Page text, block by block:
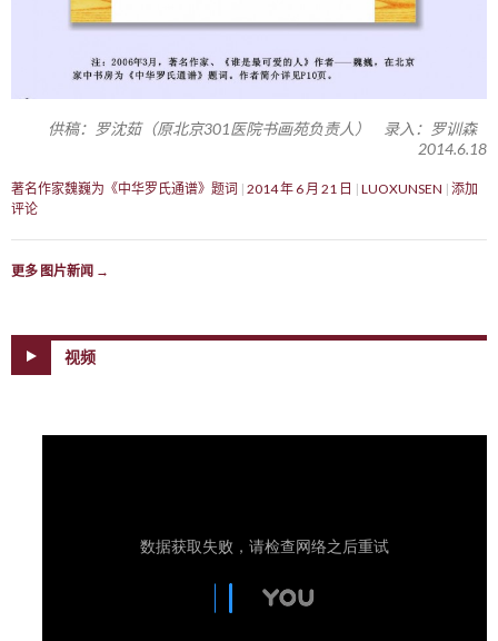
供稿：罗沈茹（原北京301医院书画苑负责人） 录入：罗训森
2014.6.18
著名作家魏巍为《中华罗氏通谱》题词 2014 年 6 月 21 日 LUOXUNSEN 添加
评论
更多 图片新闻 →
视频